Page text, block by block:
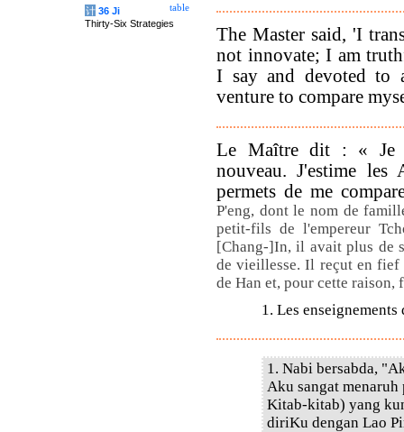
The Master said, 'I
not innovate; I am
I say and devoted to
venture to compare
Le Maître dit : « Je
nouveau. J'estime
permets de me
P'eng, dont le nom de
petit-fils de l'empereur
[Chang-]In, il avait plus de
de vieillesse. Il reçut en fief
de Han et, pour cette
1. Les enseignements
1. Nabi bersabda,
Aku sangat
Kitab-kitab) yang
diriKu dengan Lao
table
计 36 Ji
Thirty-Six Strategies